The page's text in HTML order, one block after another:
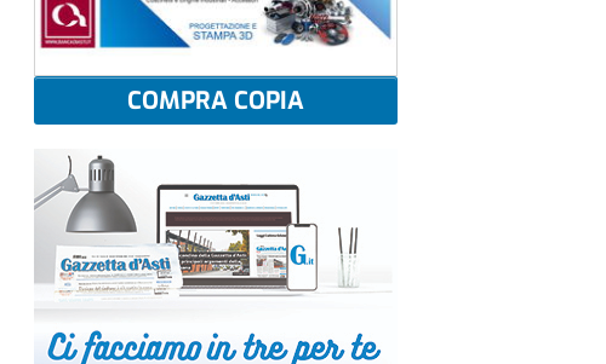
COMPRA COPIA